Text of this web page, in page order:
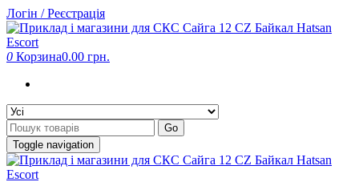
Skip
to
the
content
Логін / Реєстрація
0 Корзина0.00 грн.
Go
Toggle navigation